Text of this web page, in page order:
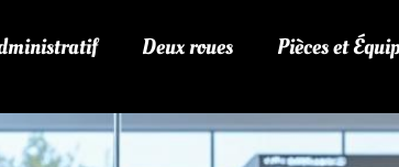
Deux roues Pièces et